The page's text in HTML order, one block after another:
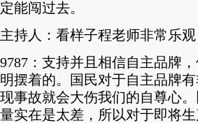
能闯过去。
人：看样子程老师非常乐观
：支持并且相信自主品牌，
摆着的。国民对于自主品牌
事故就会大伤我们的自尊心
实在是太差，所以对于即将